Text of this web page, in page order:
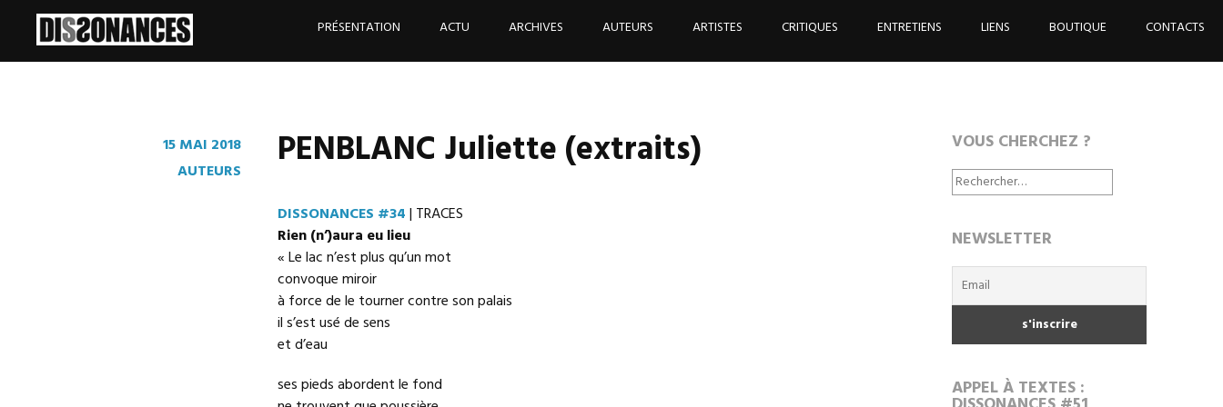
PRÉSENTATION ACTU ARCHIVES AUTEURS ARTISTES CRITIQUES ENTRETIENS LIENS BOUTIQUE CONTACTS
15 MAI 2018
AUTEURS
PENBLANC Juliette (extraits)
DISSONANCES #34| TRACES
Rien (n’)aura eu lieu
« Le lac n’est plus qu’un mot
convoque miroir
à force de le tourner contre son palais
il s’est usé de sens
et d’eau
ses pieds abordent le fond
VOUS CHERCHEZ ?
Rechercher :
NEWSLETTER
APPEL À TEXTES :